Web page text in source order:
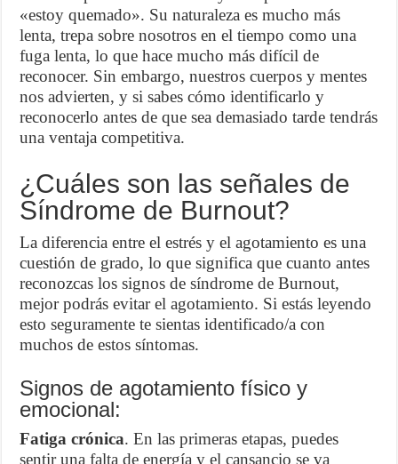
«estoy quemado». Su naturaleza es mucho más
lenta, trepa sobre nosotros en el tiempo como una
fuga lenta, lo que hace mucho más difícil de
reconocer. Sin embargo, nuestros cuerpos y mentes
nos advierten, y si sabes cómo identificarlo y
reconocerlo antes de que sea demasiado tarde tendrás
una ventaja competitiva.
¿Cuáles son las señales de
Síndrome de Burnout?
La diferencia entre el estrés y el agotamiento es una
cuestión de grado, lo que significa que cuanto antes
reconozcas los signos de síndrome de Burnout,
mejor podrás evitar el agotamiento. Si estás leyendo
esto seguramente te sientas identificado/a con
muchos de estos síntomas.
Signos de agotamiento físico y
emocional:
Fatiga crónica. En las primeras etapas, puedes
sentir una falta de energía y el cansancio se va